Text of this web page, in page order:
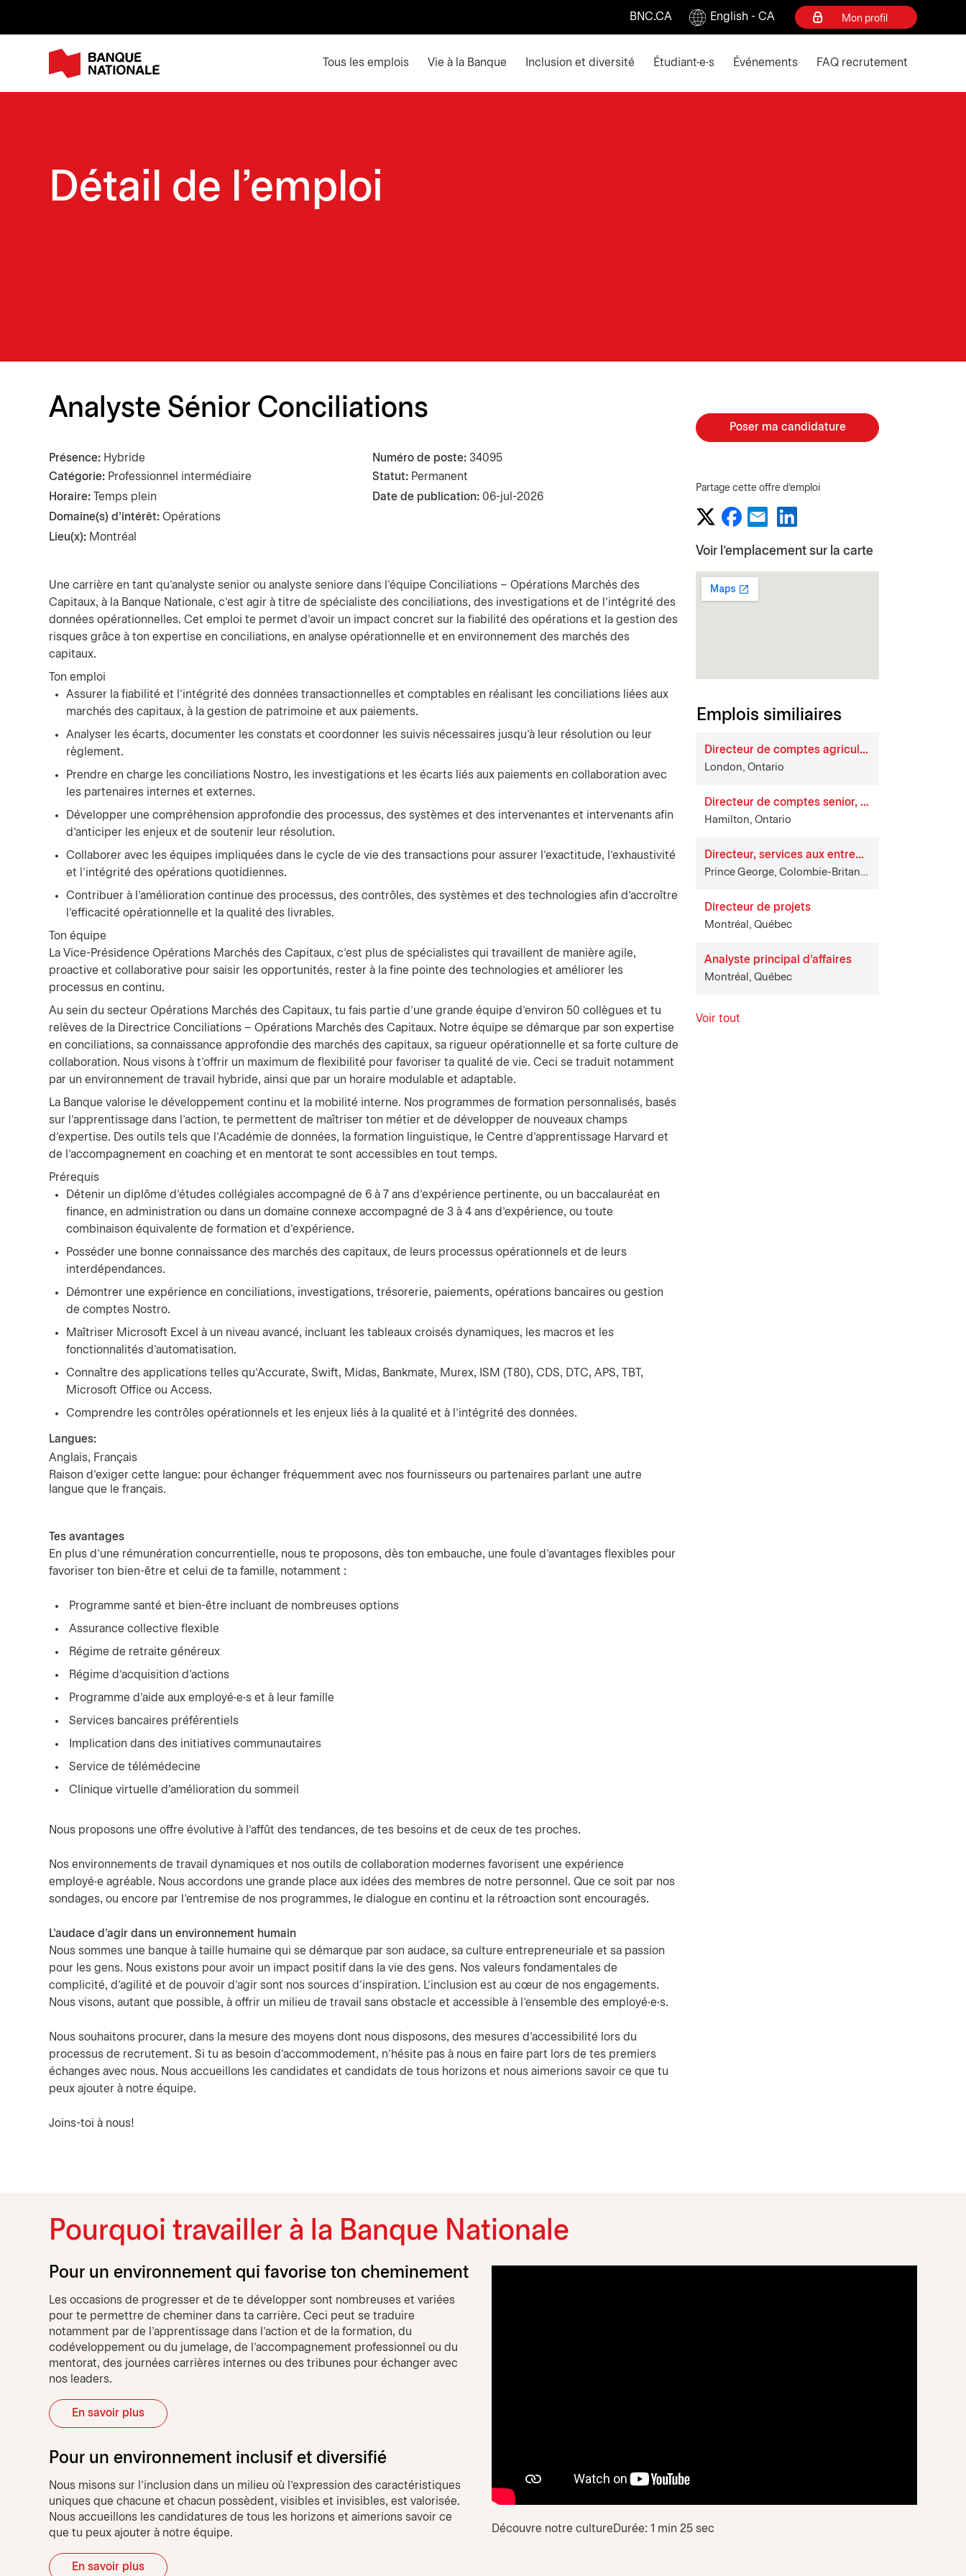
BNC.CA English - CA Mon profil
Tous les emplois
Vie à la Banque Inclusion et diversité Étudiant·e·s Événements FAQ recrutement
Détail de l'emploi
Analyste Sénior Conciliations
Présence Hybride Numéro de poste 34095
Catégorie Professionnel intermédiaire Statut: Permanent
Horaire: Temps plein Date de publication 06-jul-2026
Domaine(s) d'intérêt: Opérations
Lieu(x): Montréal
Une carrière en tant qu’analyste senior ou analyste seniore dans l’équipe Conciliations – Opérations Marchés des
Capitaux, à la Banque Nationale, c’est agir à titre de spécialiste des conciliations, des investigations et de l’intégrité des
données opérationnelles. Cet emploi te permet d’avoir un impact concret sur la fiabilité des opérations et la gestion des
risques grâce à ton expertise en conciliations, en analyse opérationnelle et en environnement des marchés des
capitaux.
Ton emploi
Assurer la fiabilité et l’intégrité des données transactionnelles et comptables en réalisant les conciliations liées aux
marchés des capitaux, à la gestion de patrimoine et aux paiements.
Analyser les écarts, documenter les constats et coordonner les suivis nécessaires jusqu’à leur résolution ou leur
règlement.
Prendre en charge les conciliations Nostro, les investigations et les écarts liés aux paiements en collaboration avec
les partenaires internes et externes.
Développer une compréhension approfondie des processus, des systèmes et des intervenantes et intervenants afin
d’anticiper les enjeux et de soutenir leur résolution.
Collaborer avec les équipes impliquées dans le cycle de vie des transactions pour assurer l’exactitude, l’exhaustivité
et l’intégrité des opérations quotidiennes.
Contribuer à l’amélioration continue des processus, des contrôles, des systèmes et des technologies afin d’accroître
l’efficacité opérationnelle et la qualité des livrables.
Ton équipe
La Vice-Présidence Opérations Marchés des Capitaux, c’est plus de spécialistes qui travaillent de manière agile,
proactive et collaborative pour saisir les opportunités, rester à la fine pointe des technologies et améliorer les
processus en continu.
Au sein du secteur Opérations Marchés des Capitaux, tu fais partie d’une grande équipe d’environ 50 collègues et tu
relèves de la Directrice Conciliations – Opérations Marchés des Capitaux. Notre équipe se démarque par son expertise
en conciliations, sa connaissance approfondie des marchés des capitaux, sa rigueur opérationnelle et sa forte culture de
collaboration. Nous visons à t’offrir un maximum de flexibilité pour favoriser ta qualité de vie. Ceci se traduit notamment
par un environnement de travail hybride, ainsi que par un horaire modulable et adaptable.
La Banque valorise le développement continu et la mobilité interne. Nos programmes de formation personnalisés, basés
sur l’apprentissage dans l’action, te permettent de maîtriser ton métier et de développer de nouveaux champs
d’expertise. Des outils tels que l’Académie de données, la formation linguistique, le Centre d’apprentissage Harvard et
de l’accompagnement en coaching et en mentorat te sont accessibles en tout temps.
Prérequis
Détenir un diplôme d’études collégiales accompagné de 6 à 7 ans d’expérience pertinente, ou un baccalauréat en
finance, en administration ou dans un domaine connexe accompagné de 3 à 4 ans d’expérience, ou toute
combinaison équivalente de formation et d’expérience.
Posséder une bonne connaissance des marchés des capitaux, de leurs processus opérationnels et de leurs
interdépendances.
Démontrer une expérience en conciliations, investigations, trésorerie, paiements, opérations bancaires ou gestion
de comptes Nostro.
Maîtriser Microsoft Excel à un niveau avancé, incluant les tableaux croisés dynamiques, les macros et les
fonctionnalités d’automatisation.
Connaître des applications telles qu’Accurate, Swift, Midas, Bankmate, Murex, ISM (T80), CDS, DTC, APS, TBT,
Microsoft Office ou Access.
Comprendre les contrôles opérationnels et les enjeux liés à la qualité et à l’intégrité des données.
Langues:
Anglais, Français
Raison d’exiger cette langue: pour échanger fréquemment avec nos fournisseurs ou partenaires parlant une autre
langue que le français.
Tes avantages
En plus d’une rémunération concurrentielle, nous te proposons, dès ton embauche, une foule d’avantages flexibles pour
favoriser ton bien-être et celui de ta famille, notamment :
Programme santé et bien-être incluant de nombreuses options
Assurance collective flexible
Régime de retraite généreux
Régime d’acquisition d’actions
Programme d’aide aux employé·e·s et à leur famille
Services bancaires préférentiels
Implication dans des initiatives communautaires
Service de télémédecine
Clinique virtuelle d’amélioration du sommeil
Nous proposons une offre évolutive à l’affût des tendances, de tes besoins et de ceux de tes proches.
Nos environnements de travail dynamiques et nos outils de collaboration modernes favorisent une expérience
employé·e agréable. Nous accordons une grande place aux idées des membres de notre personnel. Que ce soit par nos
sondages, ou encore par l’entremise de nos programmes, le dialogue en continu et la rétroaction sont encouragés.
L'audace d'agir dans un environnement humain
Nous sommes une banque à taille humaine qui se démarque par son audace, sa culture entrepreneuriale et sa passion
pour les gens. Nous existons pour avoir un impact positif dans la vie des gens. Nos valeurs fondamentales de
complicité, d’agilité et de pouvoir d’agir sont nos sources d’inspiration. L’inclusion est au cœur de nos engagements.
Nous visons, autant que possible, à offrir un milieu de travail sans obstacle et accessible à l’ensemble des employé·e·s.
Nous souhaitons procurer, dans la mesure des moyens dont nous disposons, des mesures d’accessibilité lors du
processus de recrutement. Si tu as besoin d'accommodement, n’hésite pas à nous en faire part lors de tes premiers
échanges avec nous. Nous accueillons les candidates et candidats de tous horizons et nous aimerions savoir ce que tu
peux ajouter à notre équipe.
Joins-toi à nous!
Poser ma candidature
Partage cette offre d'emploi
Voir l'emplacement sur la carte
Emplois similiaires
Directeur de comptes agriculture
London, Ontario
Directeur de comptes senior, services aux entreprises
Hamilton, Ontario
Directeur, services aux entreprises
Prince George, Colombie-Britannique
Directeur de projets
Montréal, Québec
Analyste principal d'affaires
Montréal, Québec
Voir tout
Pourquoi travailler à la Banque Nationale
Pour un environnement qui favorise ton cheminement
Les occasions de progresser et de te développer sont nombreuses et variées
pour te permettre de cheminer dans ta carrière. Ceci peut se traduire
notamment par de l'apprentissage dans l'action et de la formation, du
codéveloppement ou du jumelage, de l'accompagnement professionnel ou du
mentorat, des journées carrières internes ou des tribunes pour échanger avec
nos leaders.
En savoir plus
Pour un environnement inclusif et diversifié
Nous misons sur l’inclusion dans un milieu où l’expression des caractéristiques
uniques que chacune et chacun possèdent, visibles et invisibles, est valorisée.
Nous accueillons les candidatures de tous les horizons et aimerions savoir ce
que tu peux ajouter à notre équipe.
En savoir plus
Découvre notre culture Durée: 1 min 25 sec